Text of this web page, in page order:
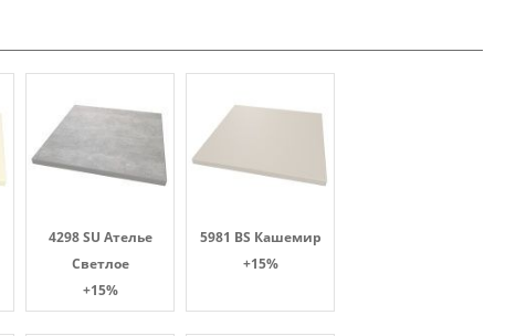
4298 SU Ателье
Светлое
+15%
5981 BS Кашемир
+15%